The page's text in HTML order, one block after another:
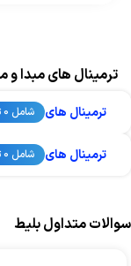
ترمینال های مبدا و
ترمینال های شامل 0 ترمینال
ترمینال های شامل 0 ترمینال
سوالات متداول بلیط